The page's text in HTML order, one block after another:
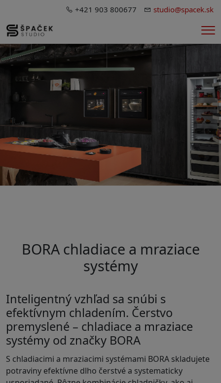
+421 903 800677 studio@spacek.sk
BORA chladiace a mraziace
systémy
Inteligentný vzhľad sa snúbi s
efektívnym chladením. Čerstvo
premyslené – chladiace a mraziace
systémy od značky BORA
S chladiacimi a mraziacimi systémami BORA skladujete
potraviny efektívne dlho čerstvé a systematicky